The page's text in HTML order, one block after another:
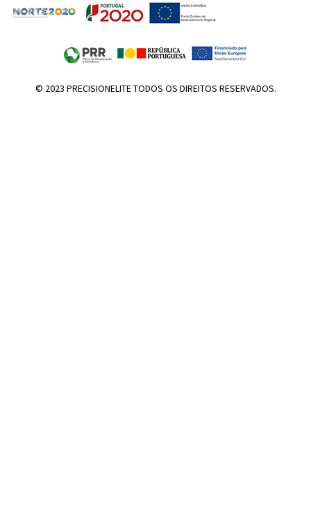
© 2023 PRECISIONELITE TODOS OS DIREITOS RESERVADOS.